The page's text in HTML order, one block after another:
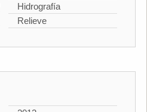
Hidrografía
Relieve